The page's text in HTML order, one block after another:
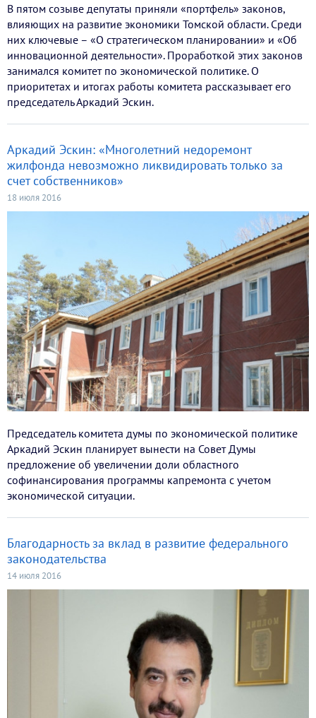
В пятом созыве депутаты приняли «портфель» законов,
влияющих на развитие экономики Томской области. Среди
них ключевые – «О стратегическом планировании» и «Об
инновационной деятельности». Проработкой этих законов
занимался комитет по экономической политике. О
приоритетах и итогах работы комитета рассказывает его
председатель Аркадий Эскин.
Аркадий Эскин: «Многолетний недоремонт
жилфонда невозможно ликвидировать только за
счет собственников»
18 июля 2016
Председатель комитета думы по экономической политике
Аркадий Эскин планирует вынести на Совет Думы
предложение об увеличении доли областного
софинансирования программы капремонта с учетом
экономической ситуации.
Благодарность за вклад в развитие федерального
законодательства
14 июля 2016